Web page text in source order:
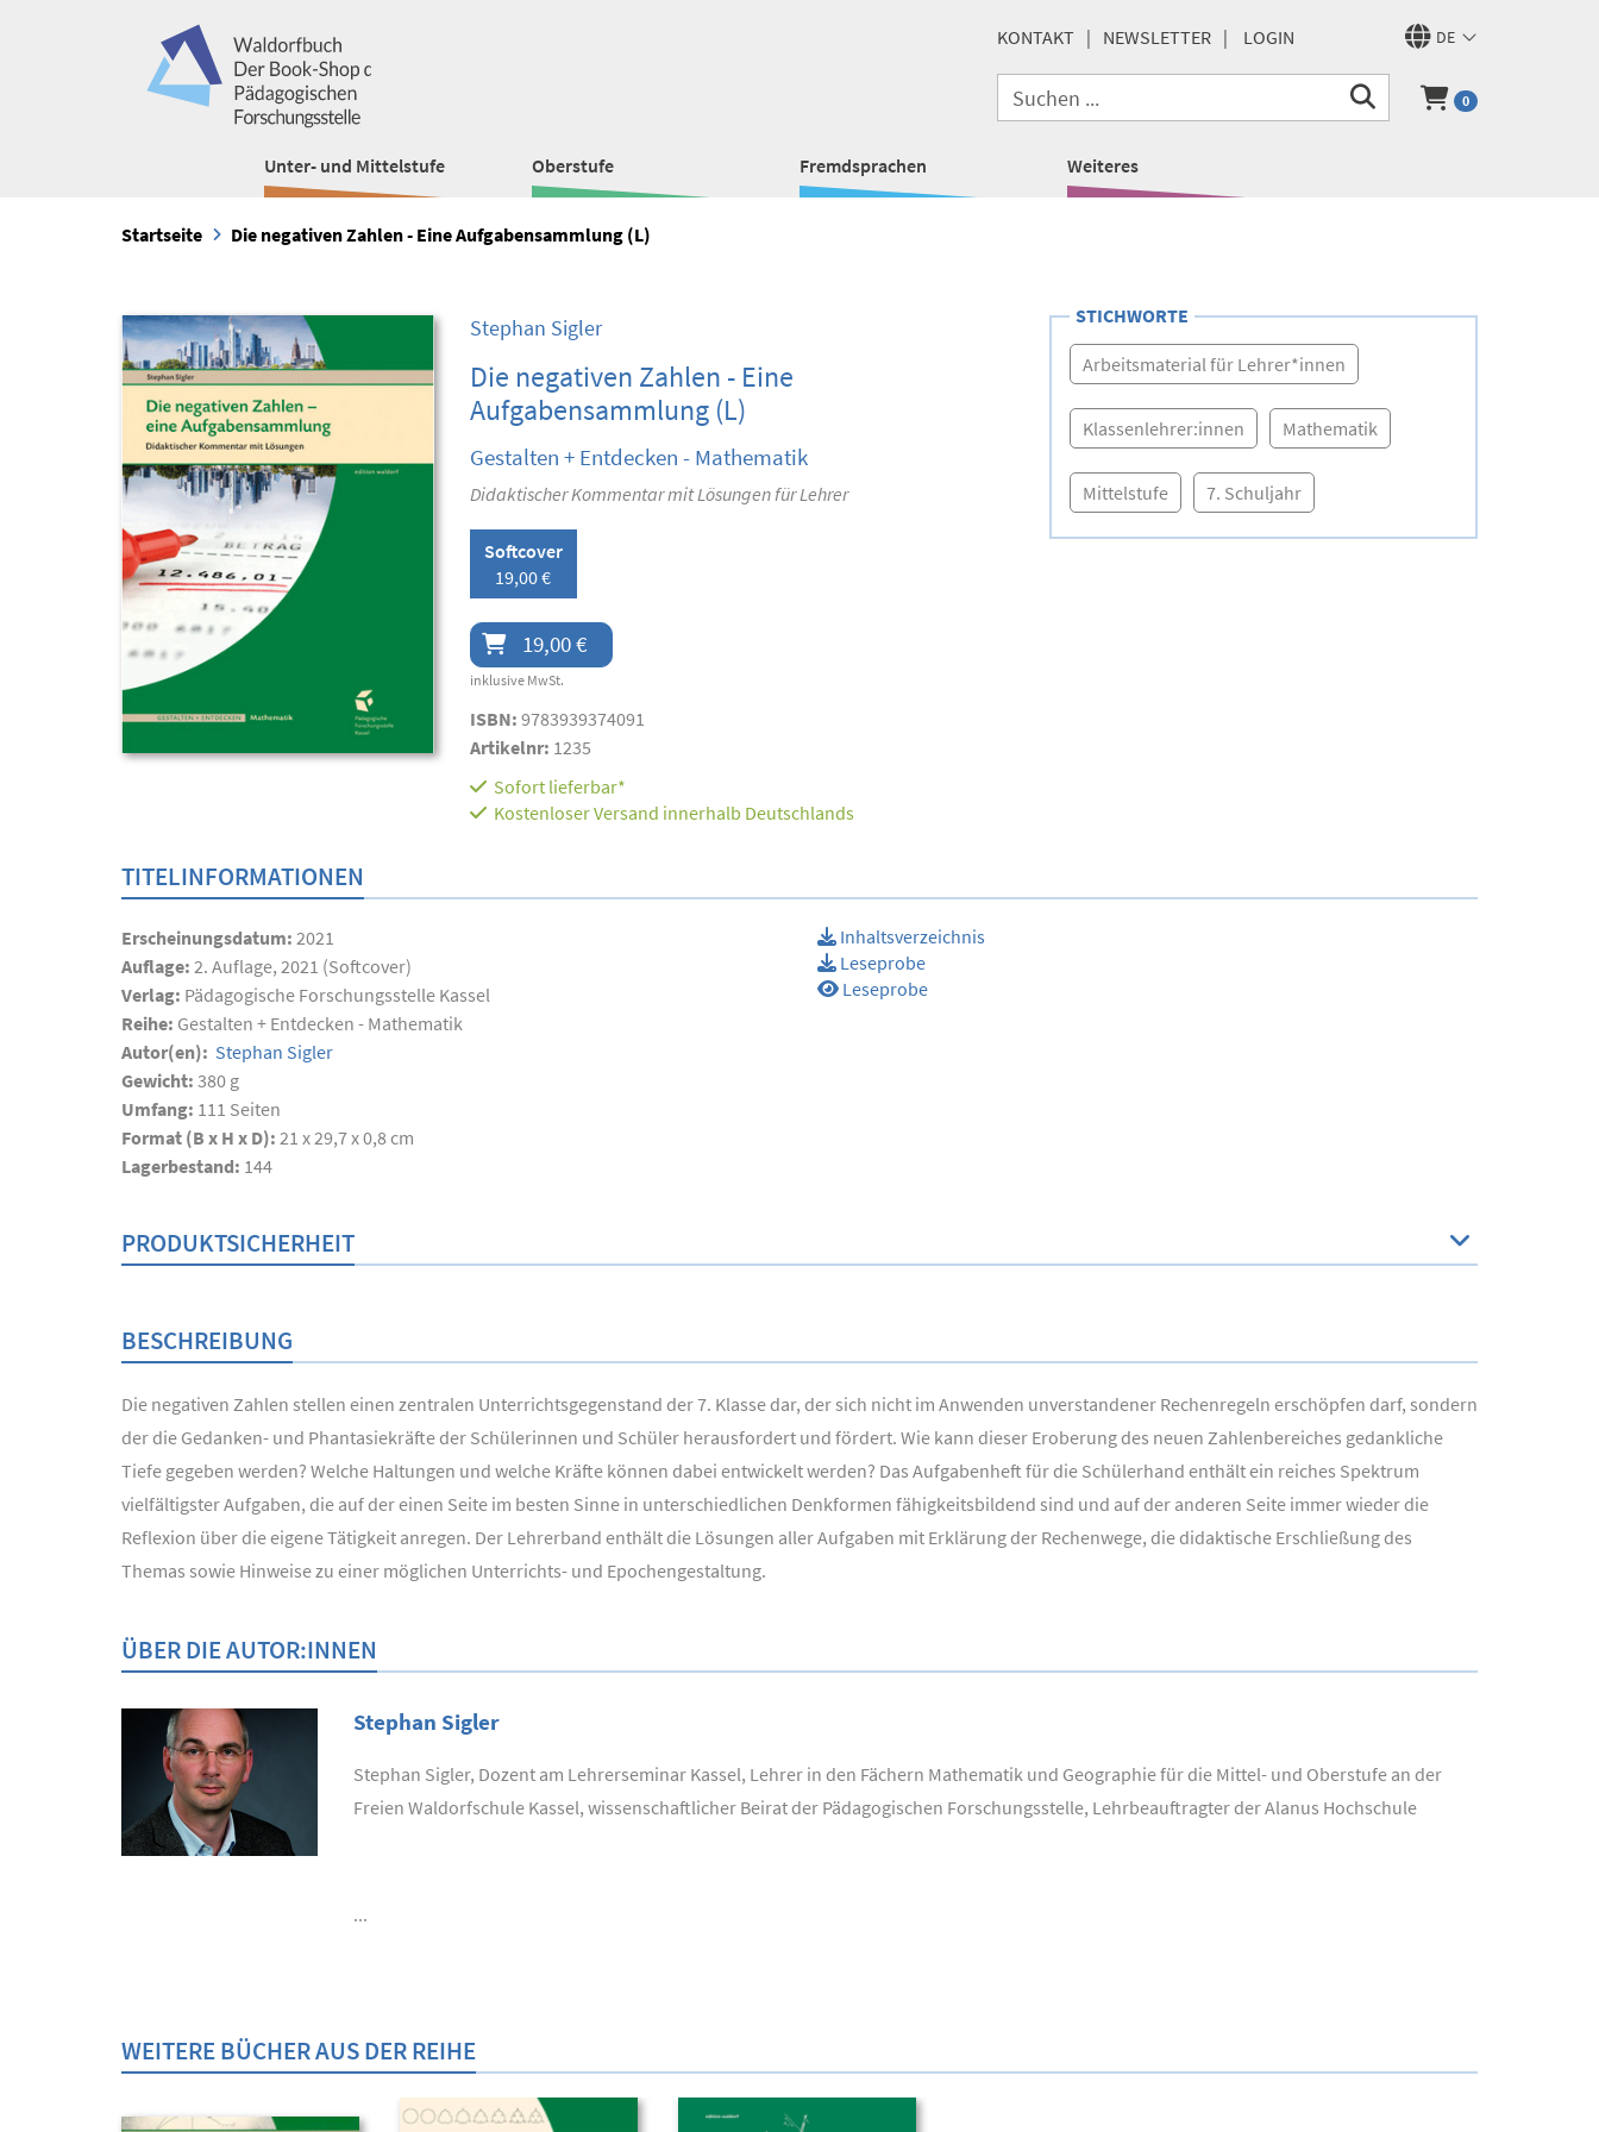
DE
KONTAKT NEWSLETTER LOGIN
0
Unter- und Mittelstufe Oberstufe Fremdsprachen Weiteres
Startseite Die negativen Zahlen - Eine Aufgabensammlung (L)
Stephan Sigler
Die negativen Zahlen - Eine
Aufgabensammlung (L)
Gestalten + Entdecken - Mathematik
Didaktischer Kommentar mit Lösungen für Lehrer
Softcover
19,00 €
19,00 €
inklusive MwSt.
ISBN: 9783939374091
Artikelnr: 1235
Sofort lieferbar*
Kostenloser Versand innerhalb Deutschlands
STICHWORTE
Arbeitsmaterial für Lehrer*innen
Klassenlehrer:innen Mathematik
Mittelstufe 7. Schuljahr
TITELINFORMATIONEN
Erscheinungsdatum: 2021
Auflage: 2. Auflage, 2021 (Softcover)
Verlag: Pädagogische Forschungsstelle Kassel
Reihe: Gestalten + Entdecken - Mathematik
Autor(en): Stephan Sigler
Gewicht: 380 g
Umfang: 111 Seiten
Format (B x H x D): 21 x 29,7 x 0,8 cm
Lagerbestand: 144
Inhaltsverzeichnis
Leseprobe
Leseprobe
PRODUKTSICHERHEIT
BESCHREIBUNG
Die negativen Zahlen stellen einen zentralen Unterrichtsgegenstand der 7. Klasse dar, der sich nicht im Anwenden unverstandener Rechenregeln erschöpfen darf, sondern
der die Gedanken- und Phantasiekräfte der Schülerinnen und Schüler herausfordert und fördert. Wie kann dieser Eroberung des neuen Zahlenbereiches gedankliche
Tiefe gegeben werden? Welche Haltungen und welche Kräfte können dabei entwickelt werden? Das Aufgabenheft für die Schülerhand enthält ein reiches Spektrum
vielfältigster Aufgaben, die auf der einen Seite im besten Sinne in unterschiedlichen Denkformen fähigkeitsbildend sind und auf der anderen Seite immer wieder die
Reflexion über die eigene Tätigkeit anregen. Der Lehrerband enthält die Lösungen aller Aufgaben mit Erklärung der Rechenwege, die didaktische Erschließung des
Themas sowie Hinweise zu einer möglichen Unterrichts- und Epochengestaltung.
ÜBER DIE AUTOR:INNEN
Stephan Sigler
Stephan Sigler, Dozent am Lehrerseminar Kassel, Lehrer in den Fächern Mathematik und Geographie für die Mittel- und Oberstufe an der
Freien Waldorfschule Kassel, wissenschaftlicher Beirat der Pädagogischen Forschungsstelle, Lehrbeauftragter der Alanus Hochschule
...
WEITERE BÜCHER AUS DER REIHE